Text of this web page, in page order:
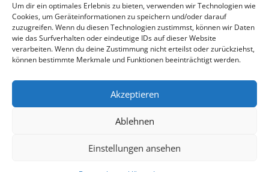
Um dir ein optimales Erlebnis zu bieten, verwenden wir Technologien wie
Cookies, um Geräteinformationen zu speichern und/oder darauf
zuzugreifen. Wenn du diesen Technologien zustimmst, können wir Daten
wie das Surfverhalten oder eindeutige IDs auf dieser Website
verarbeiten. Wenn du deine Zustimmung nicht erteilst oder zurückziehst,
können bestimmte Merkmale und Funktionen beeinträchtigt werden.
Akzeptieren
Ablehnen
Einstellungen ansehen
Rechtliches
Kontakt
Datenschutz
Impressum